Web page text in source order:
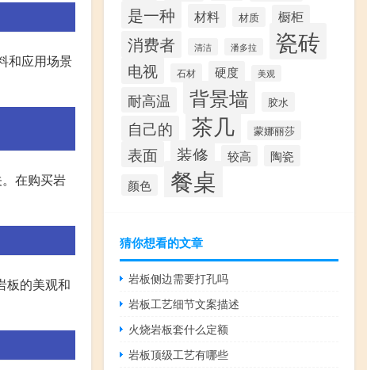
和应用场景
在购买岩
板的美观和
是一种 材料 材质 橱柜
消费者 清洁 潘多拉 瓷砖
电视 石材 硬度 美观
耐高温 背景墙 胶水
自己的 茶几 蒙娜丽莎
表面 装修 较高
陶瓷
颜色
餐桌
猜你想看的文章
岩板侧边需要打孔吗
岩板工艺细节文案描述
火烧岩板套什么定额
岩板顶级工艺有哪些